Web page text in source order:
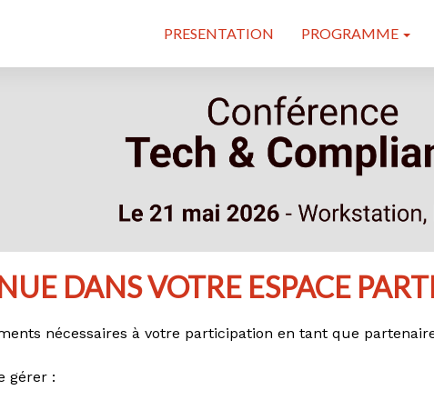
PRESENTATION PROGRAMME
DANS VOTRE ESPACE
nécessaires à votre participation en tant que
gérer :